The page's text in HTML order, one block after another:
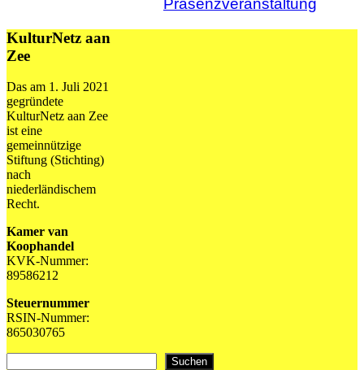
Präsenzveranstaltung
KulturNetz aan
Zee
Das am 1. Juli 2021
gegründete
KulturNetz aan Zee
ist eine
gemeinnützige
Stiftung (Stichting)
nach
niederländischem
Recht.
Kamer van
Koophandel
KVK-Nummer:
89586212
Steuernummer
RSIN-Nummer:
865030765
Suchen